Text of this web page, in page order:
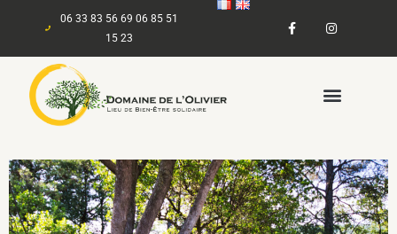
06 33 83 56 69 06 85 51
15 23